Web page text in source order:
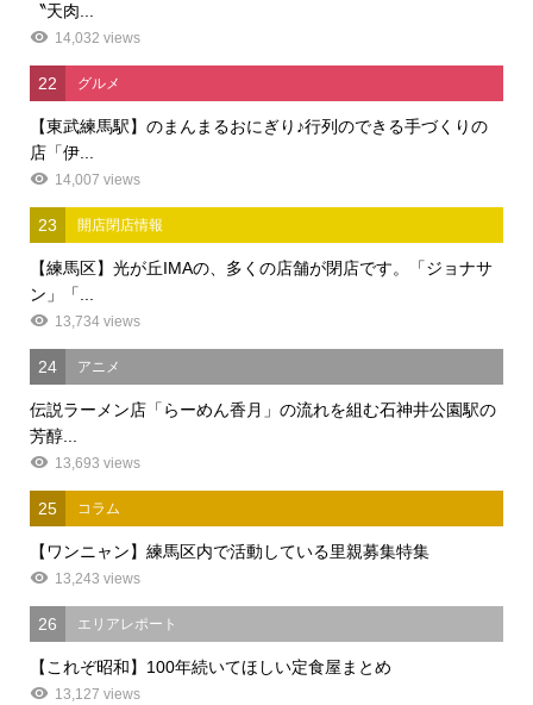
〝天肉...
14,032 views
22 グルメ
【東武練馬駅】のまんまるおにぎり♪行列のできる手づくりの
店「伊...
14,007 views
23 開店閉店情報
【練馬区】光が丘IMAの、多くの店舗が閉店です。「ジョナサ
ン」「...
13,734 views
24 アニメ
伝説ラーメン店「らーめん香月」の流れを組む石神井公園駅の
芳醇...
13,693 views
25 コラム
【ワンニャン】練馬区内で活動している里親募集特集
13,243 views
26 エリアレポート
【これぞ昭和】100年続いてほしい定食屋まとめ
13,127 views